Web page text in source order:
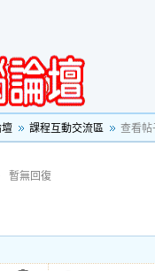
課程互動交流區 查看帖
暫無回復